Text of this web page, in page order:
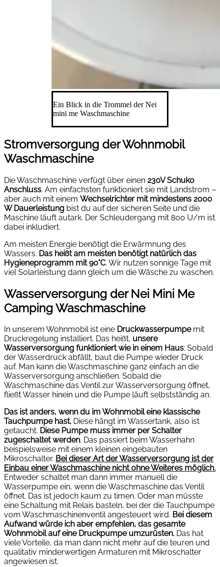
Ein Blick in die Trommel der Nei
mini me Waschmaschine
Stromversorgung der Wohnmobil
Waschmaschine
Die Waschmaschine verfügt über einen 230V Schuko
Anschluss. Am einfachsten funktioniert sie mit Landstrom –
aber auch mit einem Wechselrichter mit mindestens 2000
W Dauerleistung bist du auf der sicheren Seite und die
Maschine läuft autark. Der Schleudergang mit 800 U/m ist
dabei inkludiert.
Am meisten Energie benötigt die Erwärmnung des
Wassers. Das heißt am meisten benötigt natürlich das
Hygieneprogramm mit 90°C. Wir nutzen sonnige Tage mit
viel Solarleistung dann gleich um die Wäsche zu waschen.
Wasserversorgung der Nei Mini Me
Camping Waschmaschine
In unserem Wohnmobil ist eine Druckwasserpumpemit
Druckregelung installiert. Das heißt, unsere
Wasserversorgung funktioniert wie in einem Haus: Sobald
der Wasserdruck abfällt, baut die Pumpe wieder Druck
auf. Man kann die Waschmaschine ganz einfach an die
Wasserversorgung anschließen. Sobald die
Waschmaschine das Ventil zur Wasserversorgung öffnet,
fließt Wasser hinein und die Pumpe läuft selbstständig an.
Das ist anders, wenn du im Wohnmobil eine klassische
Tauchpumpe hast. Diese hängt im Wassertank, also ist
getaucht. Diese Pumpe muss immer per Schalter
zugeschaltet werden. Das passiert beim Wasserhahn
beispielsweise mit einem kleinen eingebauten
Mikroschalter. Bei dieser Art der Wasserversorgung ist der
Einbau einer Waschmaschine nicht ohne Weiteres möglich.
Entweder schaltet man dann immer manuell die
Wasserpumpe ein, wenn die Waschmaschine das Ventil
öffnet. Das ist jedoch kaum zu timen. Oder man müsste
eine Schaltung mit Relais basteln, bei der die Tauchpumpe
vom Waschmaschinenventil angesteuert wird. Bei diesem
Aufwand würde ich aber empfehlen, das gesamte
Wohnmobil auf eine Druckpumpe umzurüsten. Das hat
viele Vorteile, da man dann nicht mehr auf die teuren und
qualitativ minderwertigen Armaturen mit Mikroschalter
angewiesen ist.